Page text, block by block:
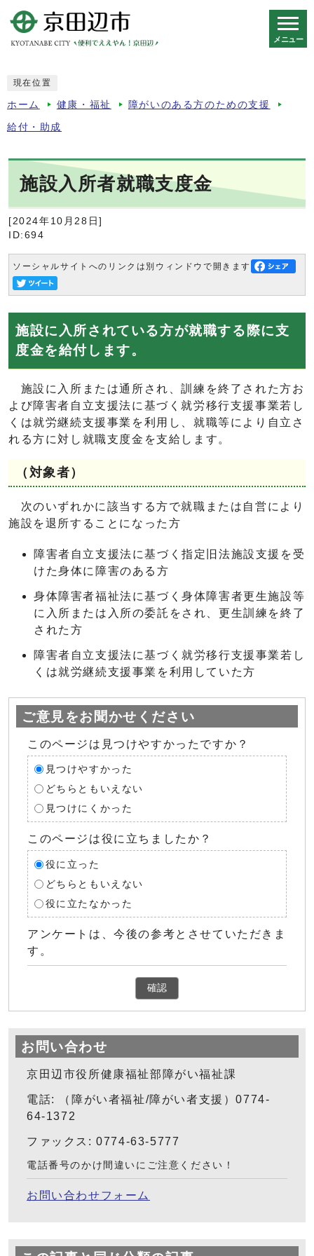
メニュー
現在位置
ホーム 健康・福祉 障がいのある方のための支援
給付・助成
施設入所者就職支度金
[2024年10月28日]
ID:694
ソーシャルサイトへのリンクは別ウィンドウで開きます
施設に入所されている方が就職する際に支
度金を給付します。
施設に入所または通所され、訓練を終了された方お
よび障害者自立支援法に基づく就労移行支援事業若し
くは就労継続支援事業を利用し、就職等により自立さ
れる方に対し就職支度金を支給します。
（対象者）
次のいずれかに該当する方で就職または自営により
施設を退所することになった方
障害者自立支援法に基づく指定旧法施設支援を受
けた身体に障害のある方
身体障害者福祉法に基づく身体障害者更生施設等
に入所または入所の委託をされ、更生訓練を終了
された方
障害者自立支援法に基づく就労移行支援事業若し
くは就労継続支援事業を利用していた方
ご意見をお聞かせください
このページは見つけやすかったですか？
見つけやすかった
どちらともいえない
見つけにくかった
このページは役に立ちましたか？
役に立った
どちらともいえない
役に立たなかった
アンケートは、今後の参考とさせていただきま
す。
確認
お問い合わせ
京田辺市役所健康福祉部障がい福祉課
電話: （障がい者福祉/障がい者支援）0774-
64-1372
ファックス: 0774-63-5777
電話番号のかけ間違いにご注意ください！
お問い合わせフォーム